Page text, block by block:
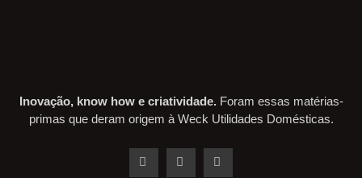
Inovação, know how e criatividade. Foram essas matérias-
primas que deram origem à Weck Utilidades Domésticas.